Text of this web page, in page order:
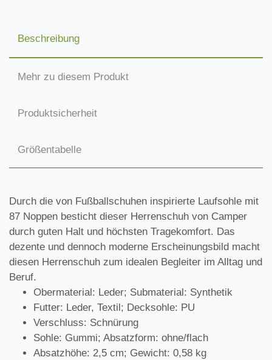
Beschreibung
Mehr zu diesem Produkt
Produktsicherheit
Größentabelle
Durch die von Fußballschuhen inspirierte Laufsohle mit
87 Noppen besticht dieser Herrenschuh von Camper
durch guten Halt und höchsten Tragekomfort. Das
dezente und dennoch moderne Erscheinungsbild macht
diesen Herrenschuh zum idealen Begleiter im Alltag und
Beruf.
Obermaterial: Leder; Submaterial: Synthetik
Futter: Leder, Textil; Decksohle: PU
Verschluss: Schnürung
Sohle: Gummi; Absatzform: ohne/flach
Absatzhöhe: 2,5 cm; Gewicht: 0,58 kg